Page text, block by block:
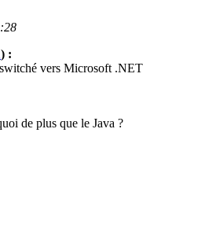
) :
vers Microsoft .NET
de plus que le Java ?